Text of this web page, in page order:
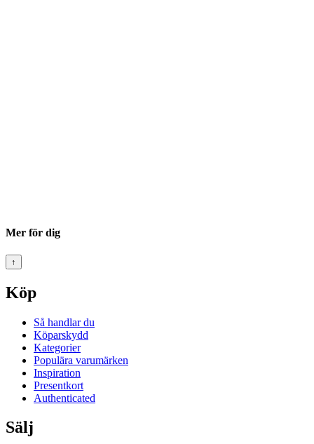
Mer för dig
↑
Köp
Så handlar du
Köparskydd
Kategorier
Populära varumärken
Inspiration
Presentkort
Authenticated
Sälj